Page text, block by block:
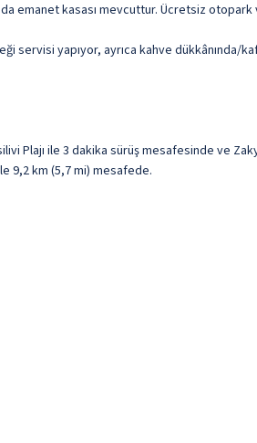
emanet kasası mevcuttur. Ücretsiz otopark
servisi yapıyor, ayrıca kahve
Plajı ile 3 dakika sürüş mesafesinde ve
9,2 km (5,7 mi) mesafede.